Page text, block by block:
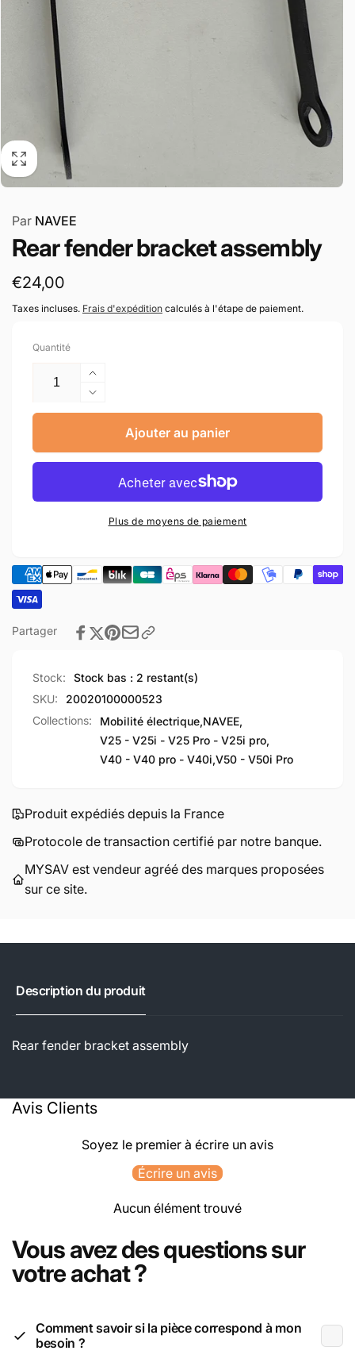
Par NAVEE
Rear fender bracket assembly
Prix
habituel
€24,00
Taxes incluses. Frais d'expédition calculés à l'étape de paiement.
Quantité
Augmenter
la
quantité
fender
bracket
Réduire
la
quantité
de
Rear
fender
bracket
assembly
Ajouter au panier
Plus de moyens de paiement
Partager
Stock:
Stock bas : 2 restant(s)
SKU:
20020100000523
Collections:
Mobilité électrique,NAVEE,
V25 - V25i - V25 Pro - V25i pro,
V40 - V40 pro - V40i,V50 - V50i Pro
Produit expédiés depuis la France
Protocole de transaction certifié par notre banque.
MYSAV est vendeur agréé des marques proposées
sur ce site.
Description du produit
Rear fender bracket assembly
Avis Clients
Soyez le premier à écrire un avis
Écrire un avis
Aucun élément trouvé
Vous avez des questions sur
votre achat ?
Comment savoir si la pièce correspond à mon
besoin ?